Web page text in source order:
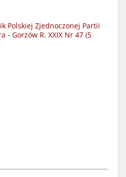
Polskiej Zjednoczonej Partii
- Gorzów R. XXIX Nr 47 (5